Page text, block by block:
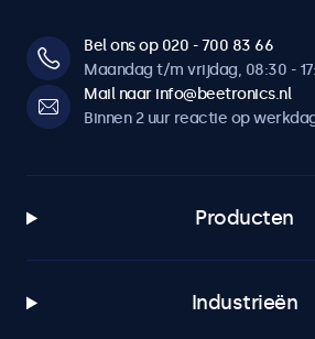
Bel ons op 020 - 700 83 66
Maandag t/m vrijdag, 08:30 -
Mail naar info@beetronics.nl
Binnen 2 uur reactie op
Producten
Industrieën